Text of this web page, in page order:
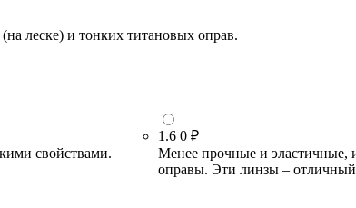
леске) и тонких титановых оправ.
свойствами.
1.6 0 ₽
Менее прочные и эластичные,
оправы. Эти линзы –